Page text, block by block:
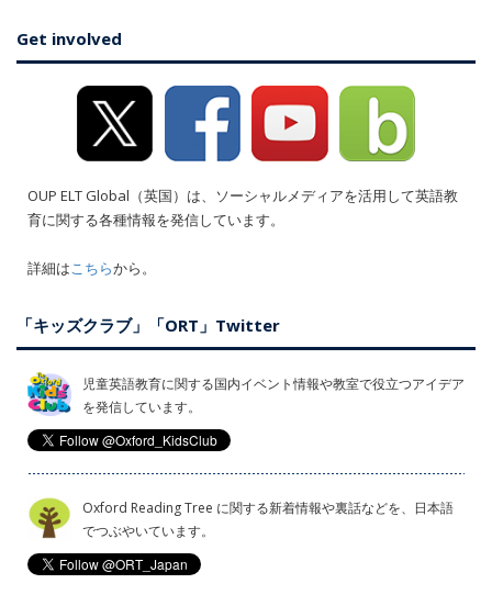
Get involved
OUP ELT Global（英国）は、ソーシャルメディアを活用して英語教
育に関する各種情報を発信しています。
詳細はこちらから。
「キッズクラブ」「ORT」Twitter
児童英語教育に関する国内イベント情報や教室で役立つアイデア
を発信しています。
Oxford Reading Tree に関する新着情報や裏話などを、日本語
でつぶやいています。